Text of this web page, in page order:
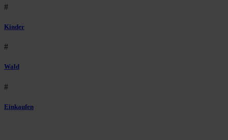
#
Kinder
#
Wald
#
Einkaufen